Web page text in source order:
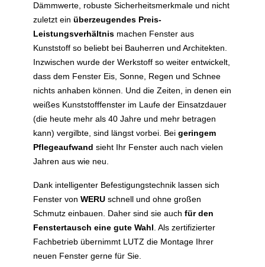
Dämmwerte, robuste Sicherheitsmerkmale und nicht
zuletzt ein überzeugendes Preis-
Leistungsverhältnis machen Fenster aus
Kunststoff so beliebt bei Bauherren und Architekten.
Inzwischen wurde der Werkstoff so weiter entwickelt,
dass dem Fenster Eis, Sonne, Regen und Schnee
nichts anhaben können. Und die Zeiten, in denen ein
weißes Kunststofffenster im Laufe der Einsatzdauer
(die heute mehr als 40 Jahre und mehr betragen
kann) vergilbte, sind längst vorbei. Bei geringem
Pflegeaufwand sieht Ihr Fenster auch nach vielen
Jahren aus wie neu.
Dank intelligenter Befestigungstechnik lassen sich
Fenster von WERU schnell und ohne großen
Schmutz einbauen. Daher sind sie auch für den
Fenstertausch eine gute Wahl. Als zertifizierter
Fachbetrieb übernimmt LUTZ die Montage Ihrer
neuen Fenster gerne für Sie.